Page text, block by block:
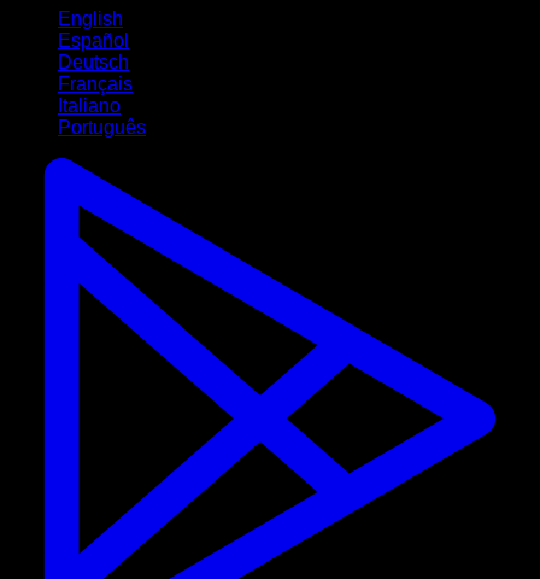
English
Español
Deutsch
Français
Italiano
Português